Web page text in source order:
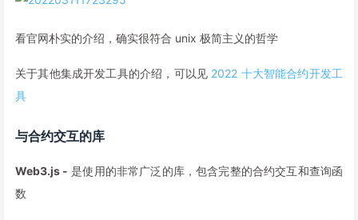
看官网朴实的介绍，确实很符合 unix 极简主义的哲学
关于其他集成开发工具的介绍，可以见 2022 十大智能合约开发工
具
与合约交互的库
Web3.js - 是使用的非常广泛的库，包含完整的合约交互和查询函
数